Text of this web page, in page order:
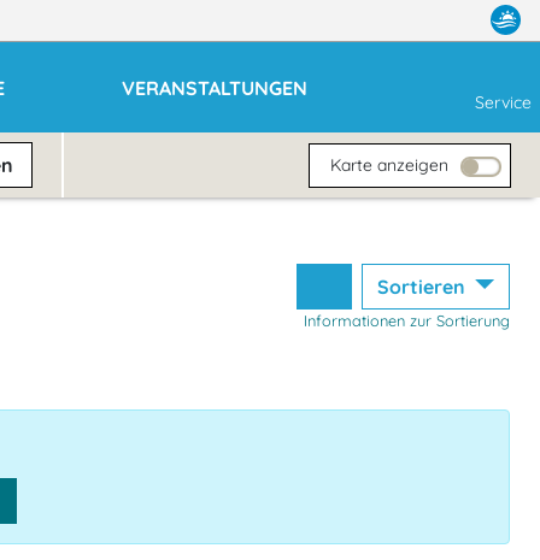
VERANSTALTUNGEN
Service
Karte anzeigen
Sortieren
Informationen zur Sortierung